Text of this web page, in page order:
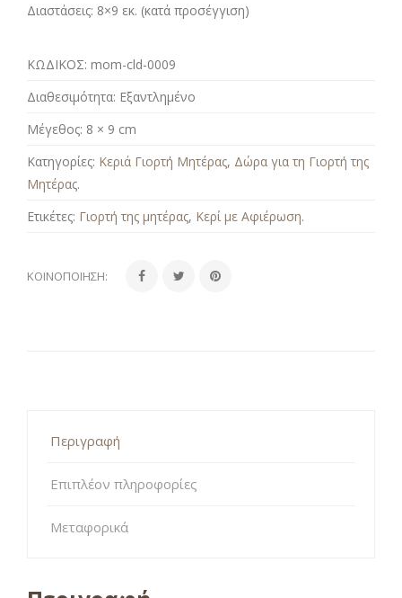
Διαστάσεις: 8×9 εκ. (κατά προσέγγιση)
ΚΩΔΙΚΟΣ: mom-cld-0009
Διαθεσιμότητα: Εξαντλημένο
Μέγεθος: 8 × 9 cm
Κατηγορίες: Κεριά Γιορτή Μητέρας, Δώρα για τη Γιορτή της
Μητέρας.
Ετικέτες: Γιορτή της μητέρας, Κερί με Αφιέρωση.
ΚΟΙΝΟΠΟΊΗΣΗ:
Περιγραφή
Επιπλέον πληροφορίες
Μεταφορικά